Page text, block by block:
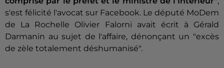
s'est félicité l'avocat sur Facebook. Le député MoDem
de La Rochelle Olivier Falorni avait écrit à Gérald
Darmanin au sujet de l'affaire, dénonçant un "excès
de zèle totalement déshumanisé".